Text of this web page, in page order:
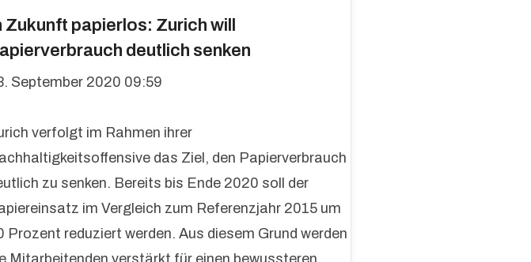
Zukunft papierlos: Zurich will
deutlich senken
September 2020 09:59
verfolgt im Rahmen ihrer
das Ziel, den Papierverbrauch
zu senken. Bereits bis Ende 2020 soll der
im Vergleich zum Referenzjahr 2015 um
Prozent reduziert werden. Aus diesem Grund werden
Mitarbeitenden verstärkt für einen bewussteren